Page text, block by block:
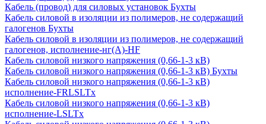
Кабель (провод) для силовых установок Бухты
Кабель силовой в изоляции из полимеров, не содержащий
галогенов Бухты
Кабель силовой в изоляции из полимеров, не содержащий
галогенов, исполнение-нг(А)-HF
Кабель силовой низкого напряжения (0,66-1-3 кВ)
Кабель силовой низкого напряжения (0,66-1-3 кВ) Бухты
Кабель силовой низкого напряжения (0,66-1-3 кВ)
исполнение-FRLSLTx
Кабель силовой низкого напряжения (0,66-1-3 кВ)
исполнение-LSLTx